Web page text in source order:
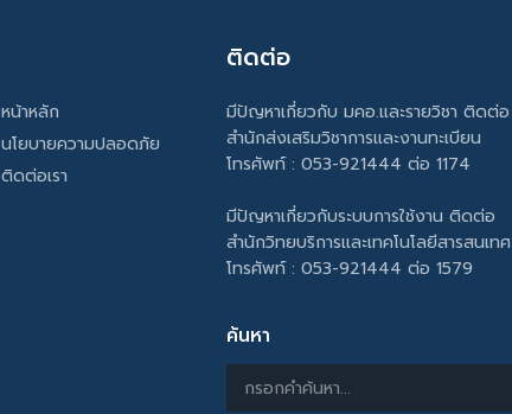
หน้าหลัก
นโยบายความปลอดภัย
ติดต่อเรา
ติดต่อ
มีปัญหาเกี่ยวกับ มคอ.และรายวิชา ติดต่อ
สำนักส่งเสริมวิชาการและงานทะเบียน
โทรศัพท์ : 053-921444 ต่อ 1174
มีปัญหาเกี่ยวกับระบบการใช้งาน ติดต่อ
สำนักวิทยบริการและเทคโนโลยีสารสนเทศ
โทรศัพท์ : 053-921444 ต่อ 1579
ค้นหา